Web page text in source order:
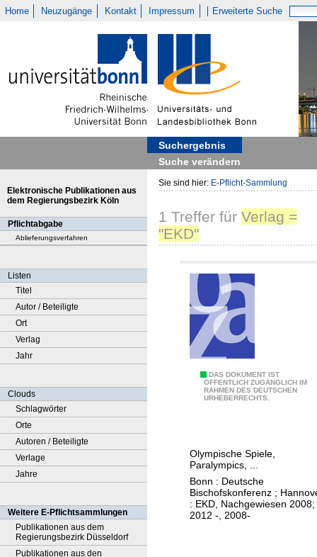
Home Neuzugänge Kontakt Impressum Erweiterte Suche
Suchergebnis
Suche verändern
Elektronische Publikationen aus
dem Regierungsbezirk Köln
Pflichtabgabe
Ablieferungsverfahren
Listen
Titel
Autor / Beteiligte
Ort
Verlag
Jahr
Clouds
Schlagwörter
Orte
Autoren / Beteiligte
Verlage
Jahre
Weitere E-Pflichtsammlungen
Publikationen aus dem
Regierungsbezirk Düsseldorf
Publikationen aus den
Sie sind hier: E-Pflicht-Sammlung
1 Treffer für Verlag =
"EKD"
DAS DOKUMENT IST
ÖFFENTLICH ZUGÄNGLICH IM
RAHMEN DES DEUTSCHEN
URHEBERRECHTS.
M
n
d
r
i
Olympische Spiele,
Paralympics, ...
Bonn : Deutsche
Bischofskonferenz ;
: EKD, Nachgewiesen 2008;
2012 -, 2008-